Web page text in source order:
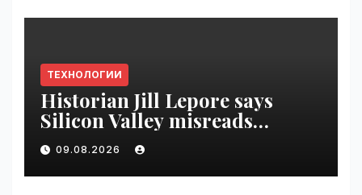
ТЕХНОЛОГИИ
Historian Jill Lepore says
Silicon Valley misreads
science fiction and
undermines democracy |
VseTime.ru
09.08.2026